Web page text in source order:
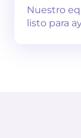
Nuestro
listo para